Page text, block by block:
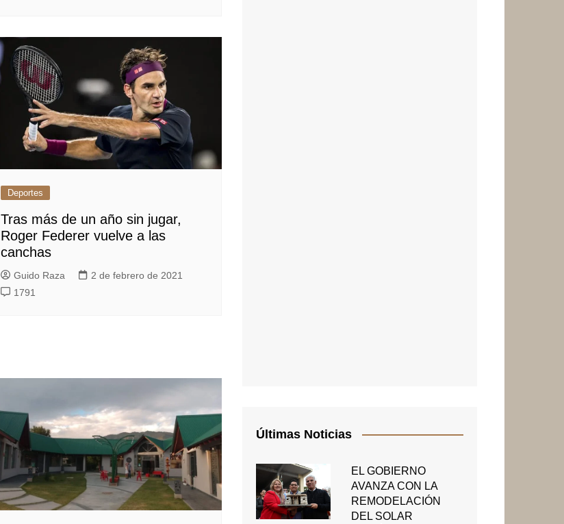
Deportes
Tras más de un año sin jugar,
Roger Federer vuelve a las
canchas
Guido Raza
2 de febrero de 2021
1791
Últimas Noticias
EL GOBIERNO
AVANZA CON LA
REMODELACIÓN
DEL SOLAR